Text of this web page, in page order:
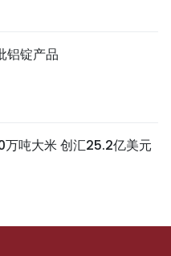
铝锭产品
万吨大米 创汇25.2亿美元